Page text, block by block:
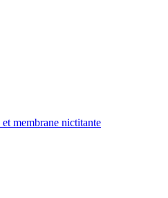
membrane nictitante